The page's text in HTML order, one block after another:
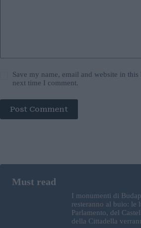
Save my name, email and website in
next time I comment.
Post Comment
I monumenti di
resteranno al buio: le
Parlamento, del
della Cittadella